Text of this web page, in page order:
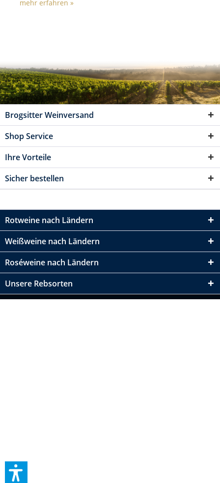
mehr erfahren »
Brogsitter Weinversand
Shop Service
Ihre Vorteile
Sicher bestellen
Rotweine nach Ländern
Weißweine nach Ländern
Roséweine nach Ländern
Unsere Rebsorten